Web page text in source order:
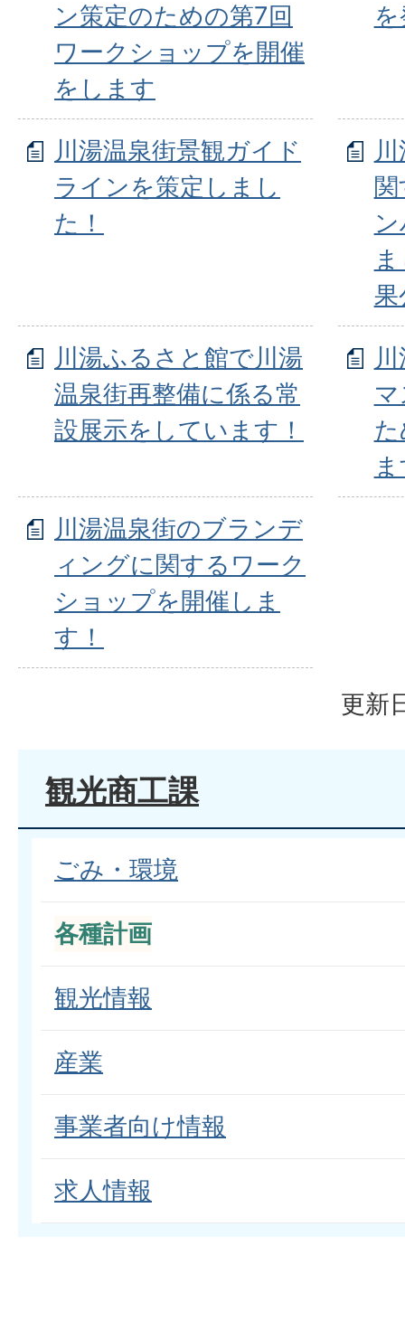
ン策定のための第7回
ワークショップを開催
をします
川湯温泉街景観ガイド
ラインを策定しまし
た！
果
川湯ふるさと館で川湯
温泉街再整備に係る常
設展示をしています！
川湯温泉街のブランデ
ィングに関するワーク
ショップを開催しま
す！
更新
観光商工課
ごみ・環境
各種計画
観光情報
産業
事業者向け情報
求人情報